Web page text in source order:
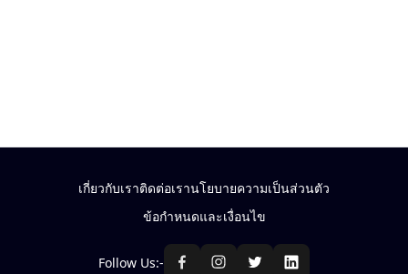
เกี่ยวกับเราติดต่อเรานโยบายความเป็นส่วนตัว
ข้อกำหนดและเงื่อนไข
Follow Us:-